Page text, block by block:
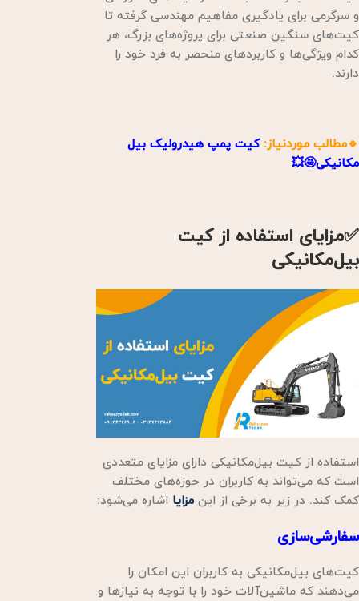
و سرگرمی برای یادگیری مفاهیم مهندسی گرفته تا
کیت‌های سنگین صنعتی برای پروژه‌های بزرگ، هر
کدام ویژگی‌ها و کاربردهای منحصر به فرد خود را
دارند.
🔹مطالب موردنیاز: کیت پمپ هیدرولیک بیل
مکانیکی🤩💥
✅مزایای استفاده از کیت
بیل‌مکانیکی
استفاده از کیت بیل‌مکانیکی دارای مزایای متعددی
است که می‌تواند به کاربران در حوزه‌های مختلف
کمک کند. در زیر به برخی از این مزایا اشاره می‌شود:
سفارشی‌سازی
کیت‌های بیل‌مکانیکی به کاربران این امکان را
می‌دهند که ماشین‌آلات خود را با توجه به نیازها و